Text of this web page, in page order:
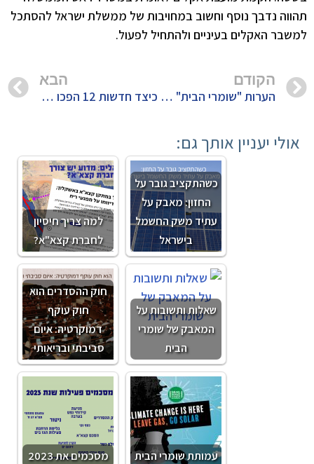
תהווה נדבך נוסף וחשוב במחויבות של ממשלת ישראל להסתכל
למשבר האקלים בעיניים ולהתחיל לפעול.
הקודם
הערות "שומרי הבית" לתזכיר חוק האקלים
הבא
כיצד חדשות 12 הפכו חברת אנרגיה פוסילית מזהמת לחברה ירוקה לטיפול בפסולת
אולי יעניין אותך גם:
למה צריך חיסיון
לחברת קצא"א?
כשהתקציב גובר על
החזון: מאבק על
עתיד משק החשמל
בישראל
חוק ההסדרים הוא
חוק עוקף
דמוקרטיה: איום
סביבתי ובריאותי
שאלות ותשובות על
המאבק של שומרי
הבית
מסכמים את 2023 עמותת שומרי הבית